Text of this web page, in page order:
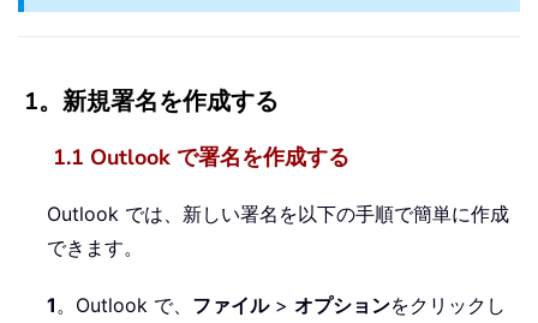
1。新規署名を作成する
1.1 Outlook で署名を作成する
Outlook では、新しい署名を以下の手順で簡単に作成
できます。
1。Outlook で、 ファイル> オプションをクリックし